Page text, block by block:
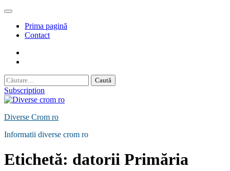
Skip
contentPrima pagină
Contact
Confidențialitate
Caută
după:
Subscription
Diverse Crom ro
Informatii diverse crom ro
Etichetă: datorii Primăria